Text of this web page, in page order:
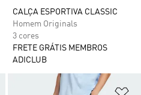
CALÇA ESPORTIVA CLASSIC
Homem Originals
3 cores
FRETE GRÁTIS MEMBROS
ADICLUB
Adicionar à Lista de Desejos